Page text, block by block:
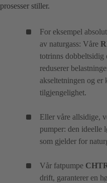
prosesser stiller.
For eksempel
av naturgass: Våre
totrinns dobbeltsidig
reduserer
akseltetningen og er
tilgjengelighet.
Eller våre allsidige,
pumper: den ideelle
som gjelder for
Vår fatpumpe
drift, garanterer en